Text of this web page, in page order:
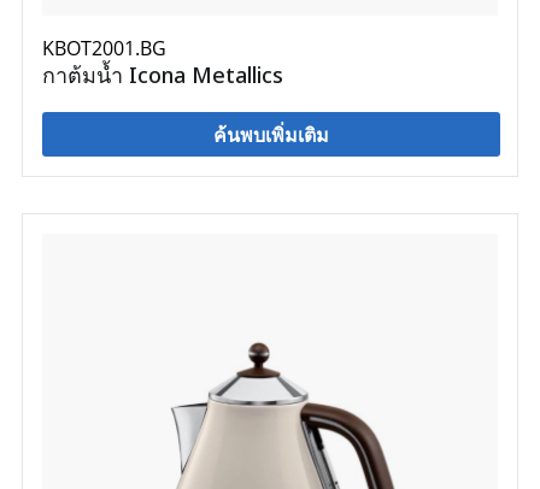
KBOT2001.BG
กาต้มน้ำ Icona Metallics
ค้นพบเพิ่มเติม